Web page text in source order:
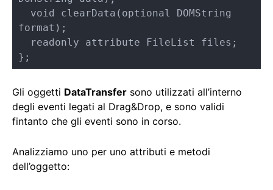
format);
};
Gli oggetti DataTransfer sono utilizzati all’interno
degli eventi legati al Drag&Drop, e sono validi
fintanto che gli eventi sono in corso.
Analizziamo uno per uno attributi e metodi
dell’oggetto: